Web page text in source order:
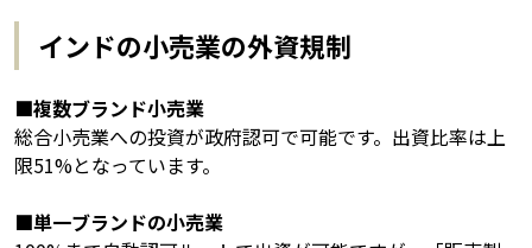
インドの小売業の外資規制
■複数ブランド小売業
総合小売業への投資が政府認可で可能です。出資比率は上
限51%となっています。
■単一ブランドの小売業